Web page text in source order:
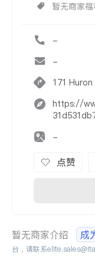
暂无商家福
-
-
171
https://
-
点赞
暂无商家介绍 成
台，请联系